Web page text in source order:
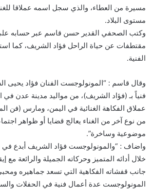
مسيرة من العطاء، والذي سجل اسمه عملاقا
مستوى البلاد.
وكتب الصحفي القدير حسن قاسم عبر حسابه
مقتطفات عن حياة الراحل فؤاد الشريف، كما
الفنية.
وقال قاسم : “المونولوجست الفنان فؤاد يحيى
عملاق الفكاهة الغنائية في اليمن، ومارس (فن
من نوع آخر من الغناء يعالج قضايا أو ظواهر
موضوعية وساخرة”.
واضاف : “والمونولوجست فؤاد الشريف أبدع في
خلال أدائه المتميز وحركاته الجميلة والرائعة مع
جانب قفشاته الفكاهية التي تسعد جماهيره
المونولوجست عدة أعمال فنية في الحفلات